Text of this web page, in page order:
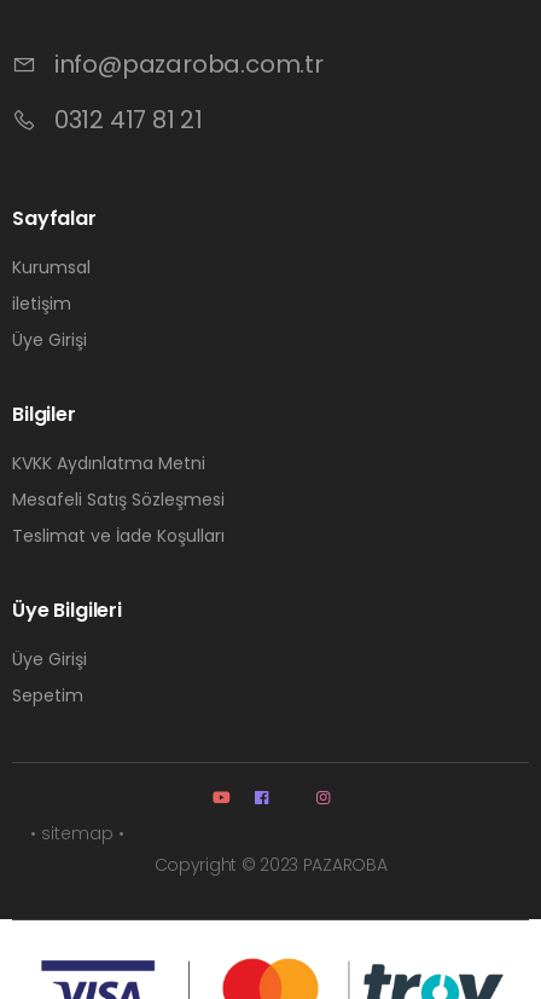
info@pazaroba.com.tr
0312 417 81 21
Sayfalar
Kurumsal
iletişim
Üye Girişi
Bilgiler
KVKK Aydınlatma Metni
Mesafeli Satış Sözleşmesi
Teslimat ve İade Koşulları
Üye Bilgileri
Üye Girişi
Sepetim
Copyright © 2023 PAZAROBA
• sitemap •